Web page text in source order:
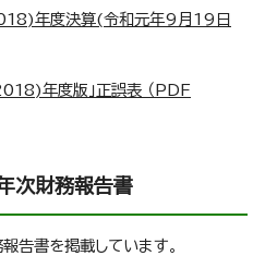
年度決算(令和元年9月19日
年度版」正誤表 （PDF
財務報告書
告書を掲載しています。